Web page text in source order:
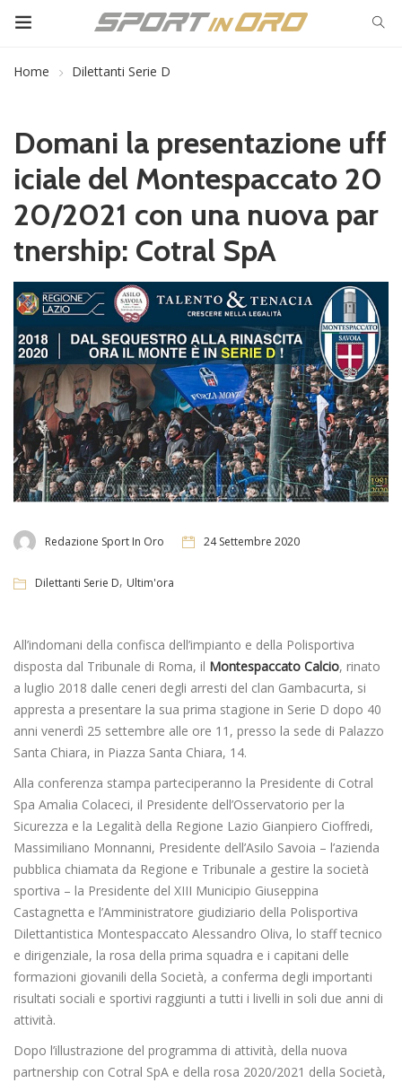
Home Dilettanti Serie D
Domani la presentazione uff
iciale del Montespaccato 20
20/2021 con una nuova par
tnership: Cotral SpA
Redazione Sport In Oro 24 Settembre 2020
Dilettanti Serie D, Ultim'ora
All’indomani della confisca dell’impianto e della Polisportiva
disposta dal Tribunale di Roma, il Montespaccato Calcio, rinato
a luglio 2018 dalle ceneri degli arresti del clan Gambacurta, si
appresta a presentare la sua prima stagione in Serie D dopo 40
anni venerdì 25 settembre alle ore 11, presso la sede di Palazzo
Santa Chiara, in Piazza Santa Chiara, 14.
Alla conferenza stampa parteciperanno la Presidente di Cotral
Spa Amalia Colaceci, il Presidente dell’Osservatorio per la
Sicurezza e la Legalità della Regione Lazio Gianpiero Cioffredi,
Massimiliano Monnanni, Presidente dell’Asilo Savoia – l’azienda
pubblica chiamata da Regione e Tribunale a gestire la società
sportiva – la Presidente del XIII Municipio Giuseppina
Castagnetta e l’Amministratore giudiziario della Polisportiva
Dilettantistica Montespaccato Alessandro Oliva, lo staff tecnico
e dirigenziale, la rosa della prima squadra e i capitani delle
formazioni giovanili della Società, a conferma degli importanti
risultati sociali e sportivi raggiunti a tutti i livelli in soli due anni di
attività.
Dopo l’illustrazione del programma di attività, della nuova
partnership con Cotral SpA e della rosa 2020/2021 della Società,